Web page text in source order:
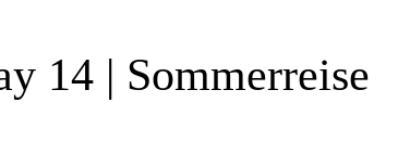
14 | Sommerreise